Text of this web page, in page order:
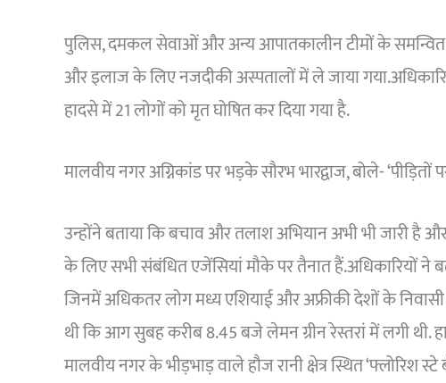
पुलिस, दमकल सेवाओं और अन्य आपातकालीन टीमों के समन्वित
और इलाज के लिए नजदीकी अस्पतालों में ले जाया
हादसे में 21 लोगों को मृत घोषित कर दिया गया है.
मालवीय नगर अग्निकांड पर भड़के सौरभ भारद्वाज, बोले- ‘पीड़ितों
उन्होंने बताया कि बचाव और तलाश अभियान अभी भी जारी है
के लिए सभी संबंधित एजेंसियां मौके पर तैनात हैं.अधिकारियों ने
जिनमें अधिकतर लोग मध्य एशियाई और अफ्रीकी देशों के
थी कि आग सुबह करीब 8.45 बजे लेमन ग्रीन रेस्तरां में लगी थी.
मालवीय नगर के भीड़भाड़ वाले हौज रानी क्षेत्र स्थित ‘फ्लोरिश